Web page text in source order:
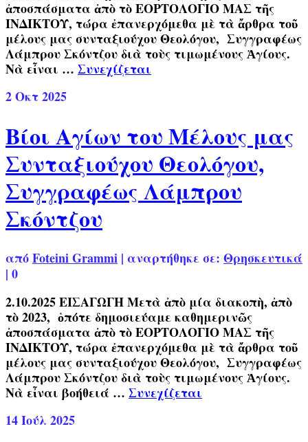
ἀποσπάσματα ἀπὸ τὸ ΕΟΡΤΟΛΟΓΙΟ ΜΑΣ τῆς
ΙΝΔΙΚΤΟΥ, τώρα ἐπανερχόμεθα μὲ τὰ ἄρθρα τοῦ
μέλους μας συνταξιούχου Θεολόγου, Συγγραφέως
Λάμπρου Σκόντζου διὰ τοὺς τιμωμένους Ἁγίους.
Νὰ εἶναι … Συνεχίζεται
2Οκτ 2025
Βίοι Αγίων του Μέλους μας
Συνταξιούχου Θεολόγου,
Συγγραφέως Λάμπρου
Σκόντζου
απόFoteini Grammi | αναρτήθηκε σε: Θρησκευτικά
| 0
2.10.2025 ΕΙΣΑΓΩΓΗ Μετὰ ἀπὸ μία διακοπὴ, ἀπὸ
τὸ 2023, ὁπότε δημοσιεύαμε καθημερινῶς
ἀποσπάσματα ἀπὸ τὸ ΕΟΡΤΟΛΟΓΙΟ ΜΑΣ τῆς
ΙΝΔΙΚΤΟΥ, τώρα ἐπανερχόμεθα μὲ τὰ ἄρθρα τοῦ
μέλους μας συνταξιούχου Θεολόγου, Συγγραφέως
Λάμπρου Σκόντζου διὰ τοὺς τιμωμένους Ἁγίους.
Νὰ εἶναι βοήθειά … Συνεχίζεται
14Ιούλ 2025